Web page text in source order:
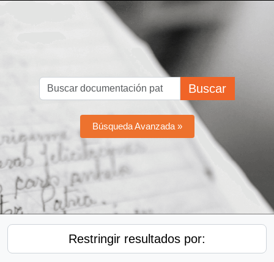
Buscar
Búsqueda Avanzada »
Restringir resultados por: